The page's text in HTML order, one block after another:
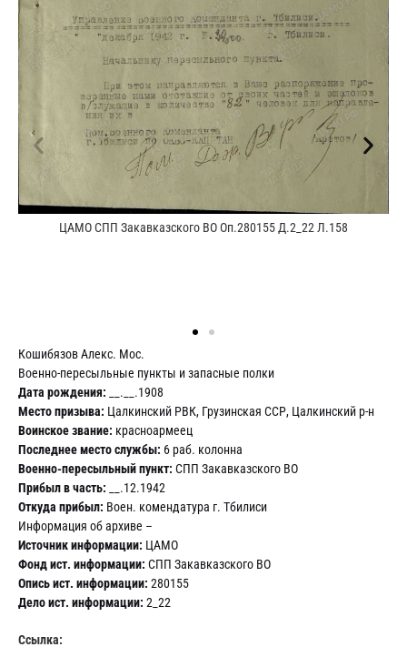
ЦАМО СПП Закавказского ВО Оп.280155 Д.2_22 Л.158
Кошибязов Алекс. Мос.
Военно-пересыльные пункты и запасные полки
Дата рождения: __.__.1908
Место призыва: Цалкинский РВК, Грузинская ССР, Цалкинский р-н
Воинское звание: красноармеец
Последнее место службы: 6 раб. колонна
Военно-пересыльный пункт: СПП Закавказского ВО
Прибыл в часть: __.12.1942
Откуда прибыл: Воен. комендатура г. Тбилиси
Информация об архиве –
Источник информации: ЦАМО
Фонд ист. информации: СПП Закавказского ВО
Опись ист. информации: 280155
Дело ист. информации: 2_22
Ссылка: